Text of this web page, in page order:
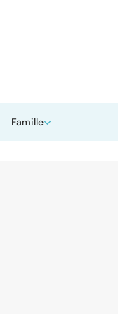
Famille